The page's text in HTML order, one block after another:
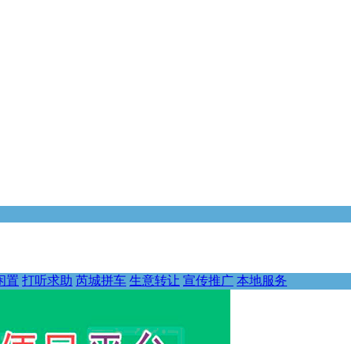
置 打听求助 芮城拼车 生意转让 宣传推广 本地服务